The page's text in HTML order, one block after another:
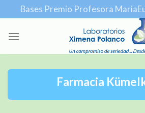
to
content
Bases Premio Profesora
Farmacia